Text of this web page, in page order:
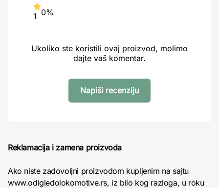
1 0%
Ukoliko ste koristili ovaj proizvod, molimo
dajte vaš komentar.
Napiši recenziju
Reklamacija i zamena proizvoda
Ako niste zadovoljni proizvodom kupljenim na sajtu
www.odigledolokomotive.rs, iz bilo kog razloga, u roku